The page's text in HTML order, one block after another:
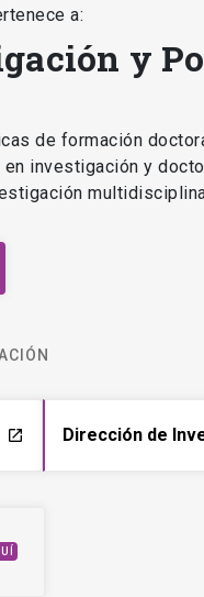
a:
y
de formación
investigación y
launch Dirección de